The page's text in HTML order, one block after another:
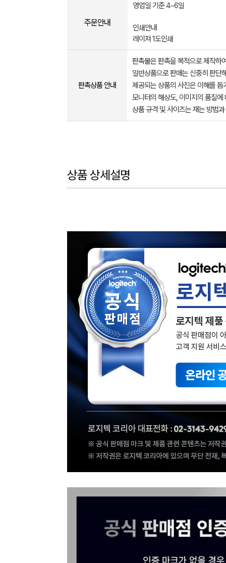
주문안내
영업일 기준 4~6일
인쇄안내
레이져 1도인쇄
판촉상품 안내
판촉물은 판촉을 목적으로 제작하
일반상품으로 판매는 신중히 판단
제공되는 상품의 사진은 이해를
모니터의 해상도, 이미지의 품질
상품 규격 및 사이즈는 재는 방법
상품 상세설명